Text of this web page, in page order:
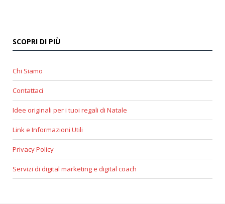
SCOPRI DI PIÙ
Chi Siamo
Contattaci
Idee originali per i tuoi regali di Natale
Link e Informazioni Utili
Privacy Policy
Servizi di digital marketing e digital coach